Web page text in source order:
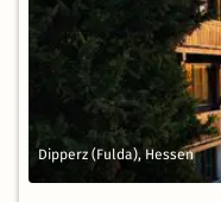
Dipperz (Fulda), Hessen